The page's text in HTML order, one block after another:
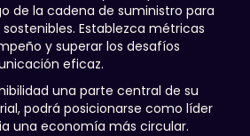
de la cadena de suministro para
Establezca métricas
y superar los desafíos
eficaz.
una parte central de su
podrá posicionarse como líder
una economía más circular.